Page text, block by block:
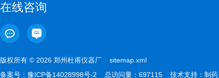
在线咨询
版权所有 © 2026 郑州杜甫仪器厂 sitemap.xml
备案号： 豫ICP备14028998号-2 总访问量：697115 技术支持： 制药